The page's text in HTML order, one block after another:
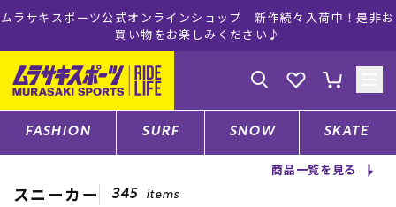
ムラサキスポーツ公式オンラインショップ 新作続々入荷中！是非お
買い物をお楽しみください♪
ゲスト様
ログイン 会員登録
店舗一覧
FASHION SURF SNOW SKATE
商品一覧を見る
スニーカー 345 items